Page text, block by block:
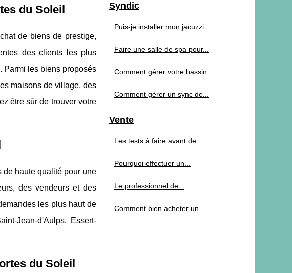
du Soleil
de biens de prestige,
des clients les plus
Parmi les biens proposés
maisons de village, des
être sûr de trouver votre
de haute qualité pour une
des vendeurs et des
les plus haut de
Jean-d'Aulps, Essert-
du Soleil
Syndic
Puis-je installer mon jacuzzi...
Faire une salle de spa pour...
Comment gérer votre bassin...
Comment gérer un sync de...
Vente
Les tests à faire avant de...
Pourquoi effectuer un...
Le professionnel de...
Comment bien acheter un...